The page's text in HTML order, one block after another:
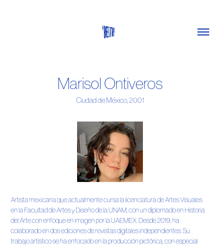
Marisol Ontiveros
Ciudad de México, 2001
Artista mexicana que actualmente cursa la licenciatura de Artes Visuales
en la Facultad de Artes y Diseño de la UNAM, con un diplomado en Historia
del Arte con enfoque en imagen por la UAEMEX. Desde 2019, ha
colaborado en dos ediciones de revistas digitales independientes. Su
trabajo artístico se ha enfocado en la producción pictórica, con especial